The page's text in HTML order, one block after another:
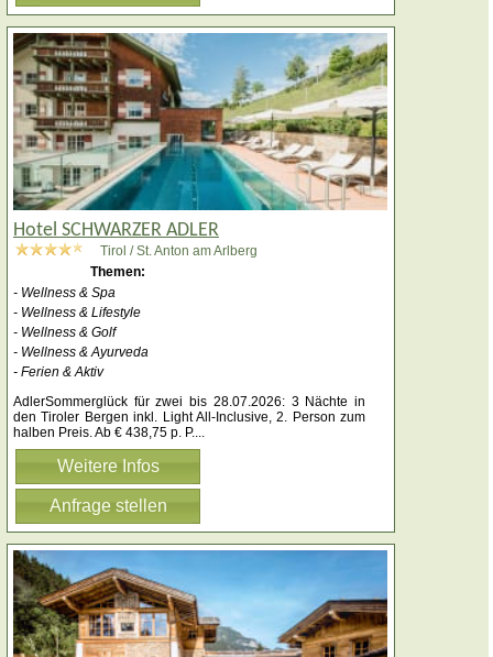
Hotel SCHWARZER ADLER
Tirol / St. Anton am Arlberg
Themen:
- Wellness & Spa
- Wellness & Lifestyle
- Wellness & Golf
- Wellness & Ayurveda
- Ferien & Aktiv
AdlerSommerglück für zwei bis 28.07.2026: 3 Nächte in
den Tiroler Bergen inkl. Light All-Inclusive, 2. Person zum
halben Preis. Ab € 438,75 p. P....
Weitere Infos
Anfrage stellen